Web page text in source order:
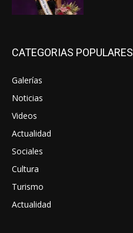
CATEGORIAS POPULARES
Galerías
Noticias
Videos
Actualidad
Sociales
Cultura
Turismo
Actualidad